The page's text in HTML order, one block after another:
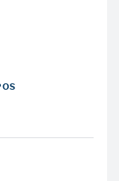
OS